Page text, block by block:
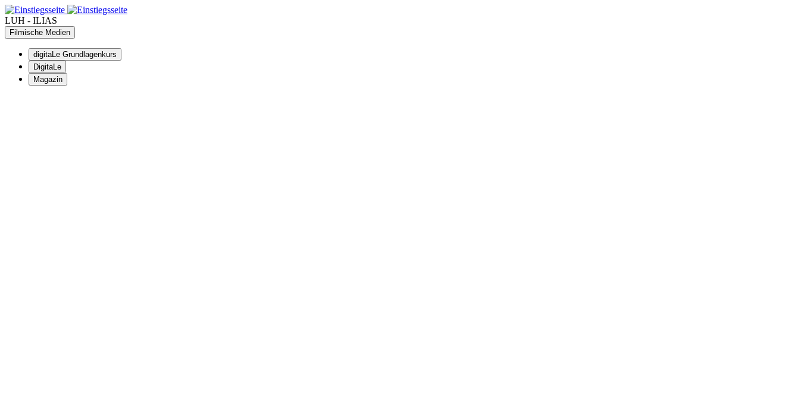
LUH - ILIAS
Filmische Medien
digitaLe Grundlagenkurs
DigitaLe
Magazin